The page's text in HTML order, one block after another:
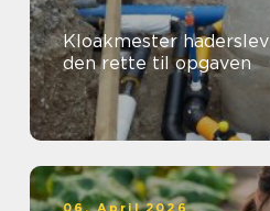
Kloakmester haderslev sådan vælger du
den rette til opgaven